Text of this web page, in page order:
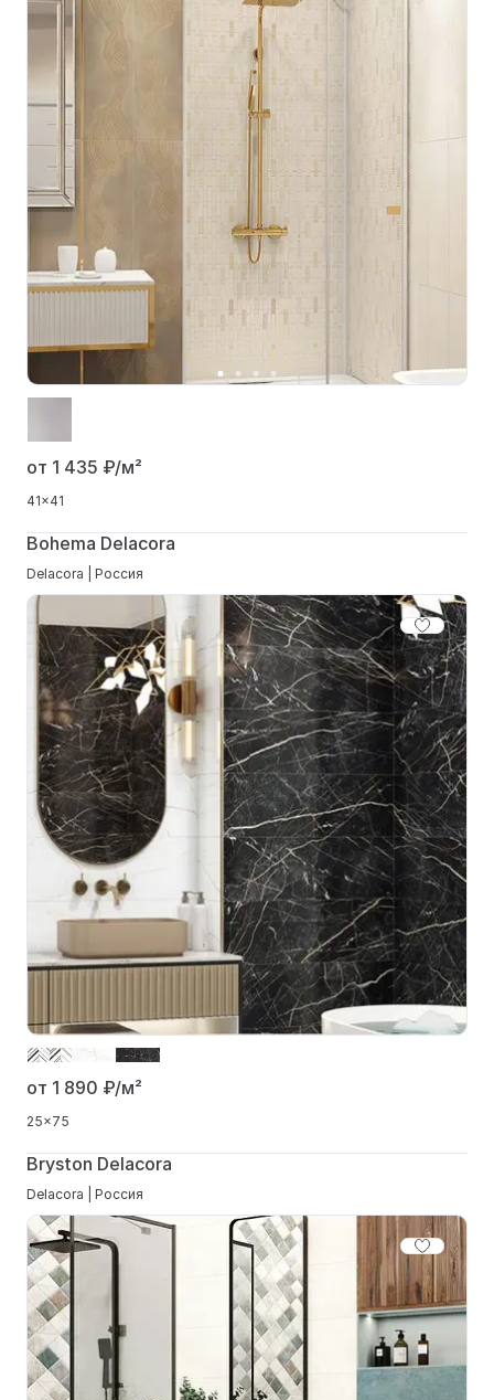
от 1 435 ₽/м²
41x41
Bohema Delacora
Delacora | Россия
от 1 890 ₽/м²
25x75
Bryston Delacora
Delacora | Россия